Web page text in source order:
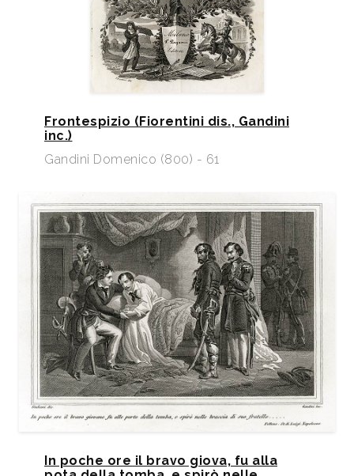
Frontespizio (Fiorentini dis., Gandini
inc.)
Gandini Domenico (800) - 61
In poche ore il bravo giova, fu alla